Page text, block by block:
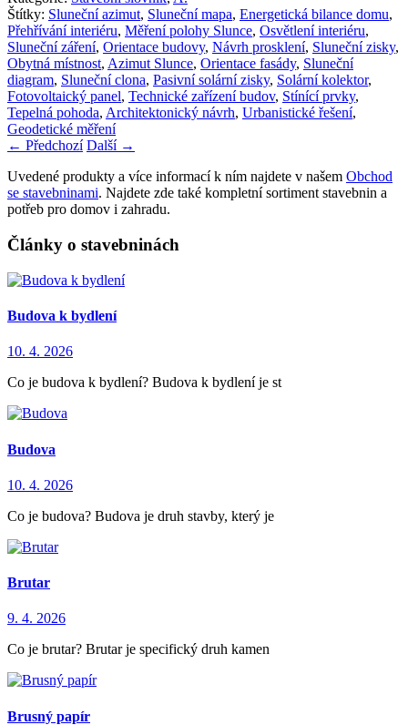
Štítky: Sluneční azimut, Sluneční mapa, Energetická bilance domu,
Přehřívání interiéru, Měření polohy Slunce, Osvětlení interiéru,
Sluneční záření, Orientace budovy, Návrh prosklení, Sluneční zisky,
Obytná místnost, Azimut Slunce, Orientace fasády, Sluneční
diagram, Sluneční clona, Pasivní solární zisky, Solární kolektor,
Fotovoltaický panel, Technické zařízení budov, Stínící prvky,
Tepelná pohoda, Architektonický návrh, Urbanistické řešení,
Geodetické měření
← Předchozí Další →
Uvedené produkty a více informací k ním najdete v našem Obchod
se stavebninami. Najdete zde také kompletní sortiment stavebnin a
potřeb pro domov i zahradu.
Články o stavebninách
Budova k bydlení
10. 4. 2026
Co je budova k bydlení? Budova k bydlení je st
Budova
10. 4. 2026
Co je budova? Budova je druh stavby, který je
Brutar
9. 4. 2026
Co je brutar? Brutar je specifický druh kamen
Brusný papír